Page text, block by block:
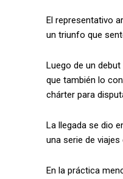
El representativo
un triunfo que
Luego de un
que también lo
chárter para
La llegada se dio
una serie de
En la práctica